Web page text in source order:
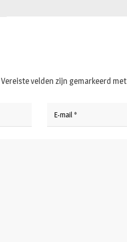
Vereiste velden zijn gemarkeerd met